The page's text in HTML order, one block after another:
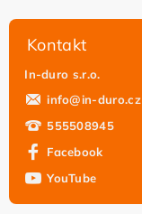
Kontakt
In-duro s.r.o.
info@in-duro.cz
555508945
Facebook
YouTube